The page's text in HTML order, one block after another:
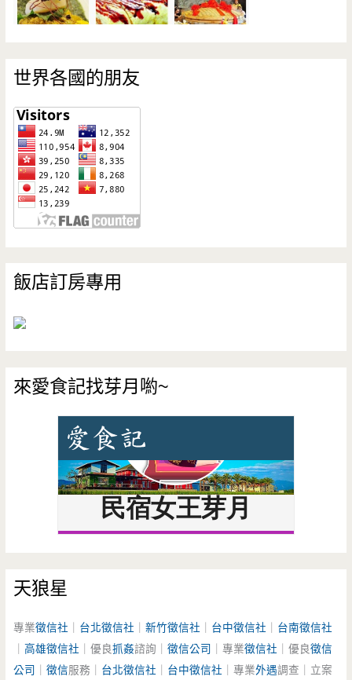
世界各國的朋友
飯店訂房專用
來愛食記找芽月喲~
天狼星
專業徵信社 台北徵信社 ｜新竹徵信社 台中徵信社
台南徵信社
｜高雄徵信社 ｜優良抓姦諮詢｜徵信公司 ｜專業徵信社 ｜優良徵信
公司
｜徵信服務｜ 台北徵信社 台中徵信社 ｜專業外遇調查｜立案